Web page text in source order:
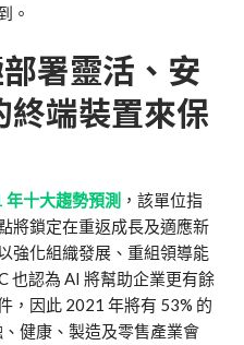
。
署靈活、安
端裝置來保
年十大趨勢預測 ，該單位指
將鎖定在重返成長及適應新
強化組織發展、重組領導能
也認為 AI 將幫助企業更有餘
，因此 2021 年將有 53% 的
健康、製造及零售產業會